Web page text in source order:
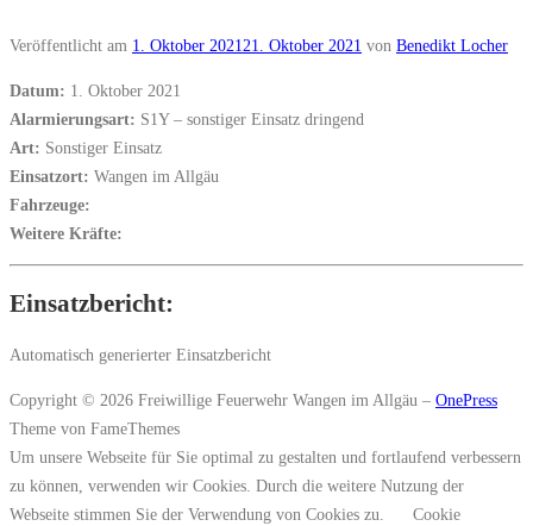
Veröffentlicht am 1. Oktober 202121. Oktober 2021 von Benedikt Locher
Datum: 1. Oktober 2021
Alarmierungsart: S1Y – sonstiger Einsatz dringend
Art: Sonstiger Einsatz
Einsatzort: Wangen im Allgäu
Fahrzeuge:
Weitere Kräfte:
Einsatzbericht:
Automatisch generierter Einsatzbericht
Copyright © 2026 Freiwillige Feuerwehr Wangen im Allgäu – OnePress
Theme von FameThemes
Um unsere Webseite für Sie optimal zu gestalten und fortlaufend verbessern
zu können, verwenden wir Cookies. Durch die weitere Nutzung der
Webseite stimmen Sie der Verwendung von Cookies zu.
Cookie